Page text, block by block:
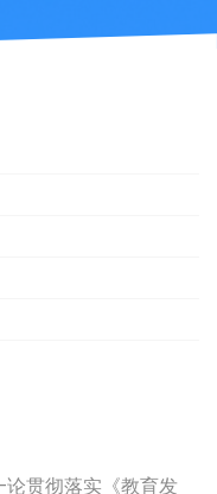
贯彻落实《教育发